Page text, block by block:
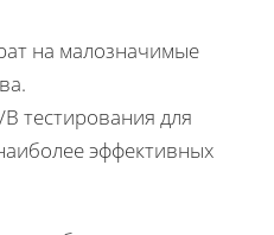
на малозначимые
тестирования для
эффективных